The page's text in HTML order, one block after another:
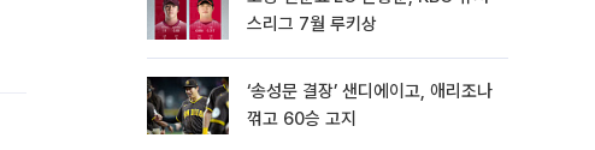
스리그 7월 루키상
‘송성문 결장’ 샌디에이고, 애리조나
꺾고 60승 고지